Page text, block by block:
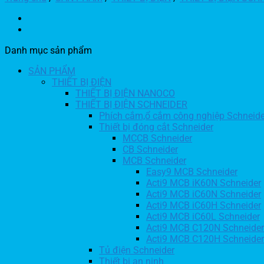
Danh mục sản phẩm
SẢN PHẨM
THIẾT BỊ ĐIỆN
THIẾT BỊ ĐIỆN NANOCO
THIẾT BỊ ĐIỆN SCHNEIDER
Phích cắm,ổ cắm công nghiệp
Thiết bị đóng cắt Schneider
MCCB Schneider
CB Schneider
MCB Schneider
Easy9 MCB Schneider
Acti9 MCB iK60N Schneider
Acti9 MCB iC60N Schneider
Acti9 MCB iC60H Schneider
Acti9 MCB iC60L Schneider
Acti9 MCB C120N Schneider
Acti9 MCB C120H Schneider
Tủ điện Schneider
Thiết bị an ninh